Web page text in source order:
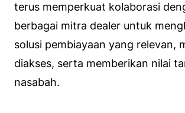
terus memperkuat kolaborasi
berbagai mitra dealer untuk
solusi pembiayaan yang relevan,
diakses, serta memberikan nilai
nasabah.